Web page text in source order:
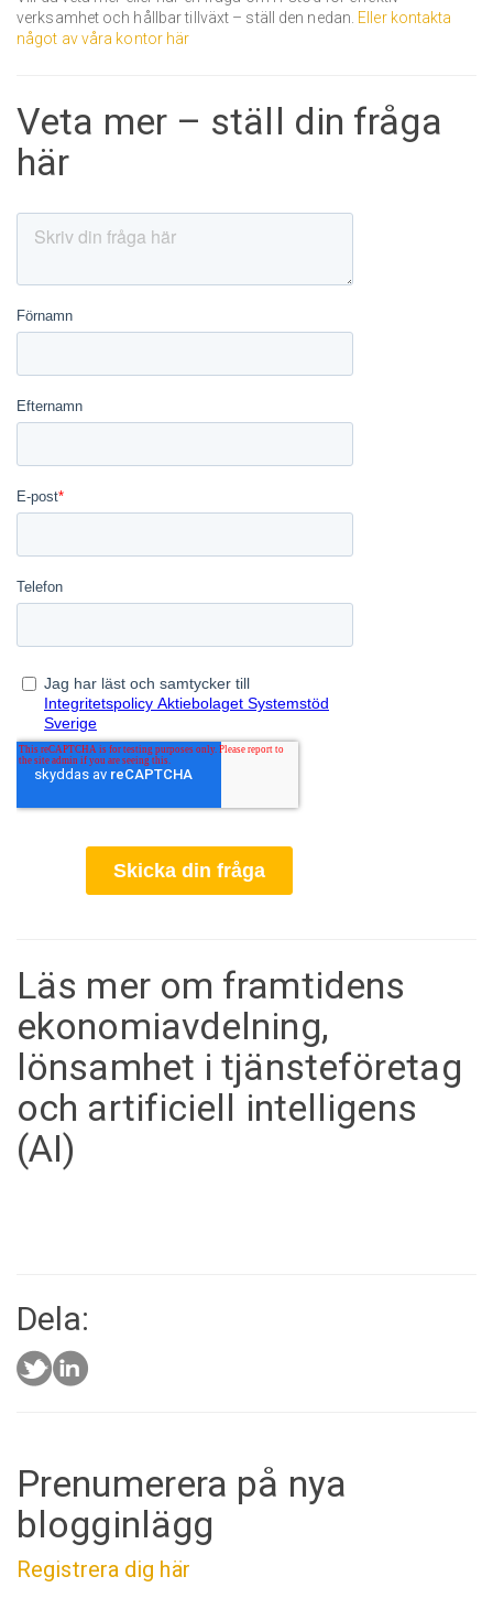
verksamhet och hållbar tillväxt – ställ den nedan. Eller kontakta
något av våra kontor här
Veta mer – ställ din fråga
här
Läs mer om framtidens
ekonomiavdelning,
lönsamhet i tjänsteföretag
och artificiell intelligens
(AI)
Dela:
Prenumerera på nya
blogginlägg
Registrera dig här